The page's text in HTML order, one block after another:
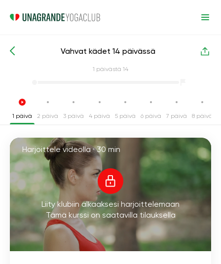
Intensiiviset joogakurssit Kädet
Vahvat kädet 14 päivässä
1 päivästä 14
1 päivä 2 päivä 3 päivä 4 päivä 5 päivä 6 päivä 7 päivä 8 päivä
Harjoittele videolla ·30 min
Liity klubiin alkaaksesi harjoittelemaan
Tämä kurssi on saatavilla tilauksella